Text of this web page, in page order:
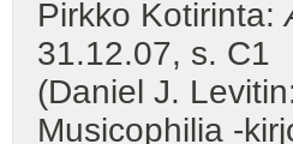
Pirkko Kotirinta:
31.12.07, s. C1
(Daniel J.
Musicophilia -